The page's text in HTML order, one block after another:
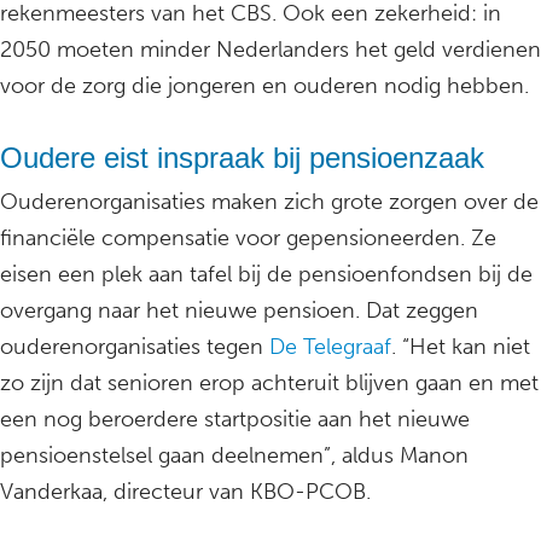
rekenmeesters van het CBS. Ook een zekerheid: in
2050 moeten minder Nederlanders het geld verdienen
voor de zorg die jongeren en ouderen nodig hebben.
Oudere eist inspraak bij pensioenzaak
Ouderenorganisaties maken zich grote zorgen over de
financiële compensatie voor gepensioneerden. Ze
eisen een plek aan tafel bij de pensioenfondsen bij de
overgang naar het nieuwe pensioen. Dat zeggen
ouderenorganisaties tegen De Telegraaf. “Het kan niet
zo zijn dat senioren erop achteruit blijven gaan en met
een nog beroerdere startpositie aan het nieuwe
pensioenstelsel gaan deelnemen”, aldus Manon
Vanderkaa, directeur van KBO-PCOB.